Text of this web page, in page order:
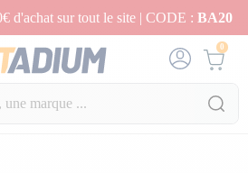
d'achat sur tout le site | CODE : BA20
0